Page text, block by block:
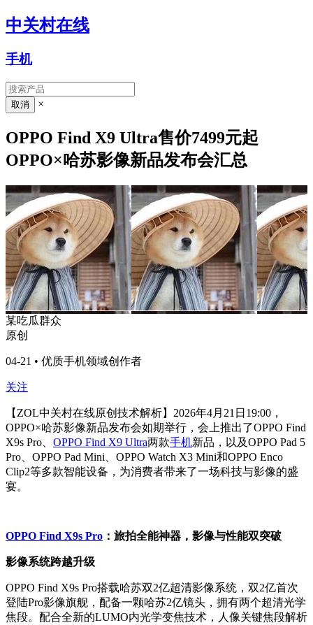
中关村在线
手机
×
OPPO Find X9 Ultra售价7499元起
OPPO×哈苏影像新品发布会汇总
某吃瓜群众
原创
04-21 • 优质手机领域创作者
关注
【ZOL中关村在线原创技术解析】2026年4月21日19:00，
OPPO×哈苏影像新品发布会如期举行，会上推出了OPPO Find
X9s Pro、 OPPO Find X9 Ultra两款手机新品，以及OPPO Pad 5
Pro、OPPO Pad Mini、OPPO Watch X3 Mini和OPPO Enco
Clip2等多款智能设备，为消费者带来了一场科技与影像的盛
宴。
OPPO Find X9s Pro ：旅拍全能神器，影像与性能双突破
影像系统跨越升级
OPPO Find X9s Pro搭载哈苏双2亿超清影像系统，双2亿首次
登陆Pro影像旗舰，配备一颗哈苏2亿镜头，拥有两个超清光学
焦段。配合全新的LUMO内光学变焦技术，人像关键焦段解析